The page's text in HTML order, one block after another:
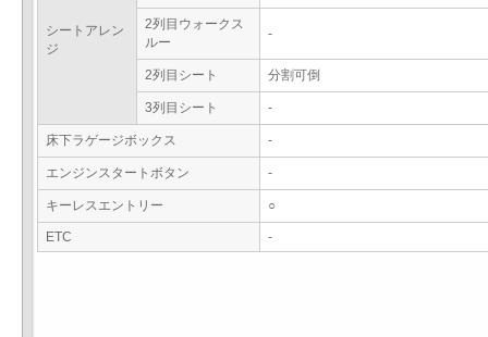
シートアレン
ジ
2列目ウォークス
ルー
-
2列目シート 分割可倒
3列目シート -
床下ラゲージボックス -
エンジンスタートボタン -
キーレスエントリー ○
ETC -